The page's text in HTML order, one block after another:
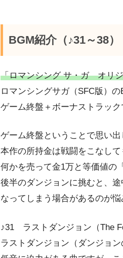
BGM紹介（♪31～38）
「ロマンシング サ・ガ オリ
ロマンシングサガ（SFC版）の
ゲーム終盤＋ボーナストラック
ゲーム終盤ということで思い出
本作の所持金は戦闘をこなして
何かを売って金1万と等価値の
後半のダンジョンに挑むと、
なってしまう場合があるのが悩
♪31 ラストダンジョン（The
ラストダンジョン（ダンジョ